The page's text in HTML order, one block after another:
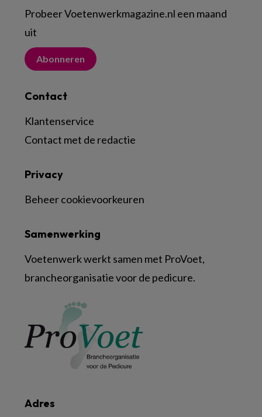
Probeer Voetenwerkmagazine.nl een maand
uit
Abonneren
Contact
Klantenservice
Contact met de redactie
Adres
Samenwerking
Voetenwerk werkt samen met ProVoet,
brancheorganisatie voor de pedicure.
Privacy
Beheer cookievoorkeuren